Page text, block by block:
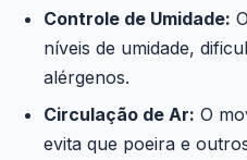
Controle de Umidade:
níveis de umidade,
alérgenos.
Circulação de Ar: O
evita que poeira e